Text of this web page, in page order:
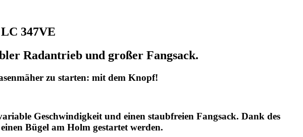
347VE
Radantrieb und großer Fangsack.
zu starten: mit dem Knopf!
Geschwindigkeit und einen staubfreien Fangsack. Dank des
Bügel am Holm gestartet werden.